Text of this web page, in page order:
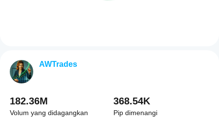
AWTrades
182.36M
Volum yang didagangkan
368.54K
Pip dimenangi